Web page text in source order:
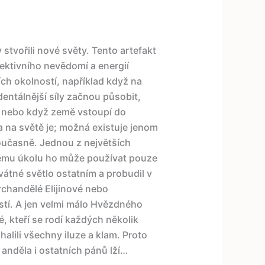
stvořili nové světy. Tento artefakt
nevědomí a energií
okolností, například když na
síly začnou působit,
když země vstoupí do
světě je; možná existuje jenom
Jednou z největších
úkolu ho může používat pouze
světlo ostatním a probudil v
Elijinové nebo
A jen velmi málo Hvězdného
kteří se rodí každých několik
všechny iluze a klam. Proto
i ostatních pánů lží…